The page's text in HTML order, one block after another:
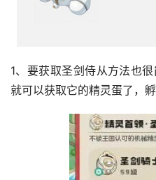
1、要获取圣剑侍从方法也
就可以获取它的精灵蛋了，